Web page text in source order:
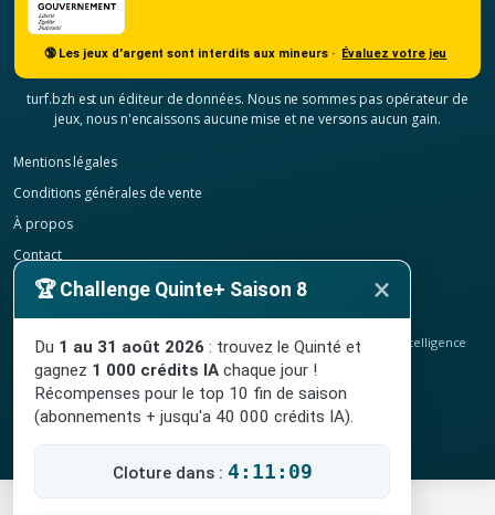
🔞 Les jeux d'argent sont interdits aux mineurs · Évaluez votre jeu
turf.bzh est un éditeur de données. Nous ne sommes pas opérateur de
jeux, nous n'encaissons aucune mise et ne versons aucun gain.
Mentions légales
Conditions générales de vente
À propos
Contact
Confidentialité
Résilier mon abonnement
© 2020-2026 TURF.bzh, analyses hippiques, classement ELO et intelligence
Site indépendant, sans lien avec le PMU. Jeu interdit aux mineurs.
🏆 Challenge Quinte+ Saison 8 ×
Du 1 au 31 août 2026 : trouvez le Quinté et
gagnez 1 000 crédits IA chaque jour !
Récompenses pour le top 10 fin de saison
(abonnements + jusqu'a 40 000 crédits IA).
Cloture dans : 4:11:08